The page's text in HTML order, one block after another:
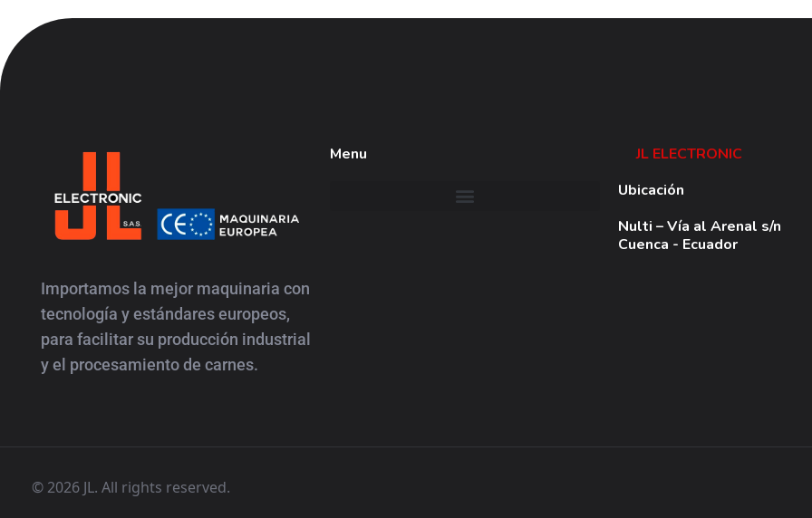
Packaging Style
Importamos la mejor maquinaria con
tecnología y estándares europeos,
para facilitar su producción industrial
y el procesamiento de carnes.
Menu
JL ELECTRONIC
Ubicación
Nulti – Vía al Arenal s/n
Cuenca - Ecuador
© 2026 JL. All rights reserved.